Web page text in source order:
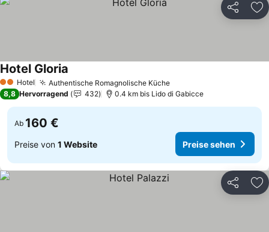
Teilen
2 Sterne
Hotel Authentische Romagnolische KüchePreise sehen
Hotel Gloria
8,8 Hervorragend 432 0.4 km bis Lido di Gabicce
Ab 160 €
Preise von 1 Website Preise sehen
Teilen